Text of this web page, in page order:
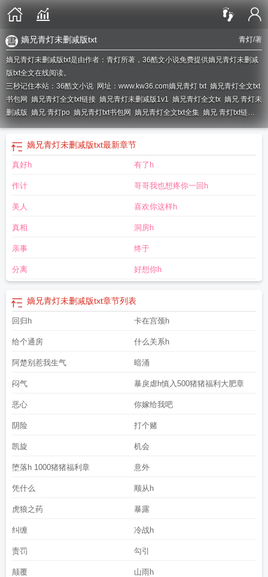
青灯/著
嫡兄青灯未删减版txt
嫡兄青灯未删减版txt是由作者：青灯所著，36酷文小说免费提供嫡兄青灯未删减
版txt全文在线阅读。
三秒记住本站：36酷文小说 网址：www.kw36.com嫡兄青灯 txt 嫡兄青灯全文txt
书包网 嫡兄青灯全文txt链接 嫡兄青灯未删减版1v1 嫡兄青灯全文tx 嫡兄 青灯未
删减版 嫡兄 青灯po 嫡兄青灯txt书包网 嫡兄青灯全文txt全集 嫡兄 青灯txt链
接嫡兄青灯未删减版全本TXT嫡兄青灯未删减版TXT嫡兄青灯免费txt嫡兄 青
灯potxt 嫡兄 青灯全文阅读
嫡兄青灯未删减版txt最新章节
真好h 有了h
作计 哥哥我也想疼你一回h
美人 喜欢你这样h
真相 洞房h
亲事 终于
分离 好想你h
嫡兄青灯未删减版txt章节列表
回归h 卡在宫颈h
给个通房 什么关系h
阿楚别惹我生气 暗涌
闷气 暴戾虐h慎入500猪猪福利大肥章
恶心 你嫁给我吧
阴险 打个赌
凯旋 机会
堕落h 1000猪猪福利章 意外
凭什么 顺从h
虎狼之药 暴露
纠缠 冷战h
责罚 勾引
颠覆 山雨h